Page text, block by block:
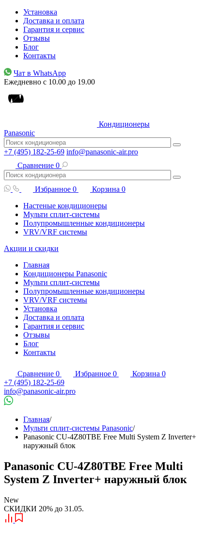
Установка
Доставка и оплата
Гарантия и сервис
Отзывы
Блог
Контакты
Чат в WhatsApp
Ежедневно с 10.00 до 19.00
Кондиционеры
Panasonic
+7 (495) 182-25-69 info@panasonic-air.pro
Сравнение 0
Избранное 0 Корзина 0
Настеные кондиционеры
Мульти сплит-системы
Полупромышленные кондиционеры
VRV/VRF системы
Акции и скидки
Главная
Кондиционеры Panasonic
Мульти сплит-системы
Полупромышленные кондиционеры
VRV/VRF системы
Установка
Доставка и оплата
Гарантия и сервис
Отзывы
Блог
Контакты
Сравнение 0 Избранное 0 Корзина 0
+7 (495) 182-25-69
info@panasonic-air.pro
Главная/
Мульти сплит-системы Panasonic/
Panasonic CU-4Z80TBE Free Multi System Z Inverter+
наружный блок
Panasonic CU-4Z80TBE Free Multi
System Z Inverter+ наружный блок
New
СКИДКИ 20% до 31.05.